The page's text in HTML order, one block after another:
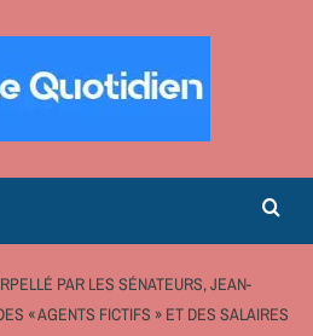
PAR LES SÉNATEURS, JEAN-
« AGENTS FICTIFS » ET DES SALAIRES